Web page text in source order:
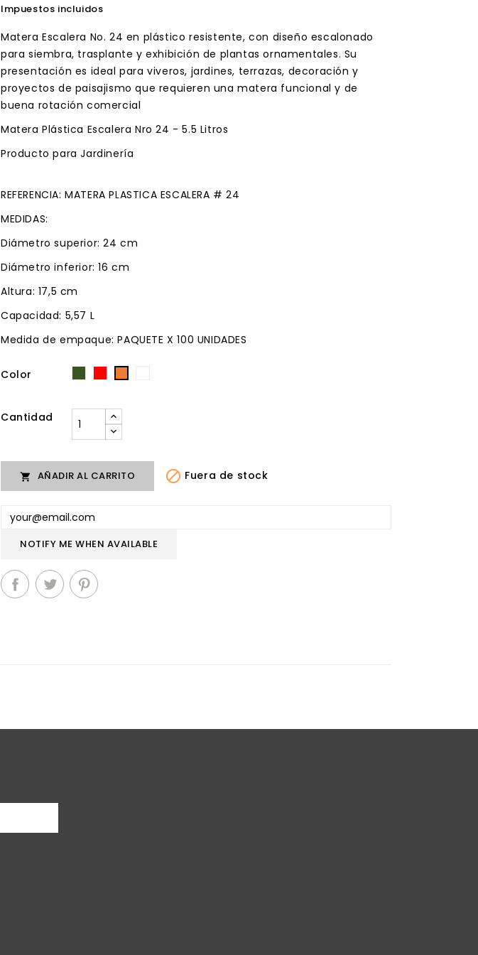
Impuestos incluidos
Matera Escalera No. 24 en plástico resistente, con diseño escalonado
para siembra, trasplante y exhibición de plantas ornamentales. Su
presentación es ideal para viveros, jardines, terrazas, decoración y
proyectos de paisajismo que requieren una matera funcional y de
buena rotación comercial
Matera Plástica Escalera Nro 24 - 5.5 Litros
Producto para Jardinería
REFERENCIA: MATERA PLASTICA ESCALERA # 24
MEDIDAS:
Diámetro superior: 24 cm
Diámetro inferior: 16 cm
Altura: 17,5 cm
Capacidad: 5,57 L
Medida de empaque: PAQUETE X 100 UNIDADES
Color Naranja
Cantidad
 AÑADIR AL CARRITO  Fuera de stock
NOTIFY ME WHEN AVAILABLE